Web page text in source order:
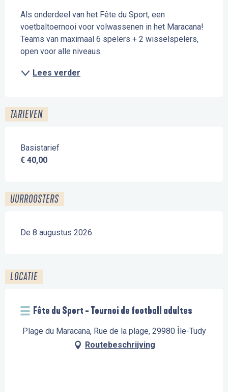
Als onderdeel van het Fête du Sport, een
voetbaltoernooi voor volwassenen in het Maracana!
Teams van maximaal 6 spelers + 2 wisselspelers,
open voor alle niveaus.
Lees verder
TARIEVEN
Basistarief
€ 40,00
UURROOSTERS
De 8 augustus 2026
LOCATIE
Fête du Sport - Tournoi de football adultes
Plage du Maracana, Rue de la plage, 29980 Île-Tudy
Routebeschrijving